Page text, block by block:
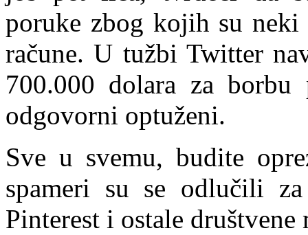
poruke zbog kojih su
račune. U tužbi Twitter
700.000 dolara za
odgovorni optuženi.
Sve u svemu, budite
spameri su se odlučili
Pinterest i ostale društvene